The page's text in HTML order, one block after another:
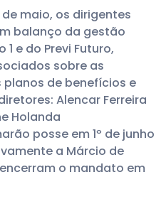
maio, os dirigentes
balanço da gestão
e do Previ Futuro,
sobre as
de benefícios e
Alencar Ferreira
Holanda
posse em 1º de junho
a Márcio de
o mandato em